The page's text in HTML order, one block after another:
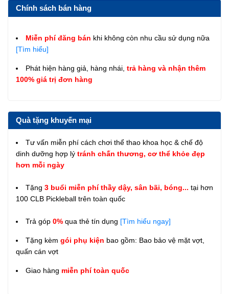
Chính sách bán hàng
Miễn phí đăng bán khi không còn nhu cầu sử dụng nữa
[Tìm hiểu]
Phát hiện hàng giả, hàng nhái, trả hàng và nhận thêm
100% giá trị đơn hàng
Quà tặng khuyến mại
Tư vấn miễn phí cách chơi thể thao khoa học & chế độ
dinh dưỡng hợp lý tránh chấn thương, cơ thể khỏe đẹp
hơn mỗi ngày
Tặng 3 buổi miễn phí thầy dậy, sân bãi, bóng... tại hơn
100 CLB Pickleball trên toàn quốc
Trả góp 0% qua thẻ tín dụng [Tìm hiểu ngay]
Tặng kèm gói phụ kiện bao gồm: Bao bảo vệ mặt vợt,
quấn cán vợt
Giao hàng miễn phí toàn quốc